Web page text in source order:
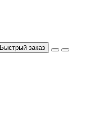
Быстрый заказ